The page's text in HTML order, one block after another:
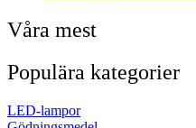
Våra mest
Populära kategorier
LED-lampor